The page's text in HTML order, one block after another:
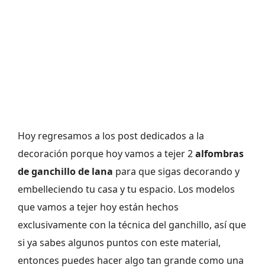
Hoy regresamos a los post dedicados a la
decoración porque hoy vamos a tejer 2alfombras
de ganchillo de lana para que sigas decorando y
embelleciendo tu casa y tu espacio. Los modelos
que vamos a tejer hoy están hechos
exclusivamente con la técnica del ganchillo, así que
si ya sabes algunos puntos con este material,
entonces puedes hacer algo tan grande como una